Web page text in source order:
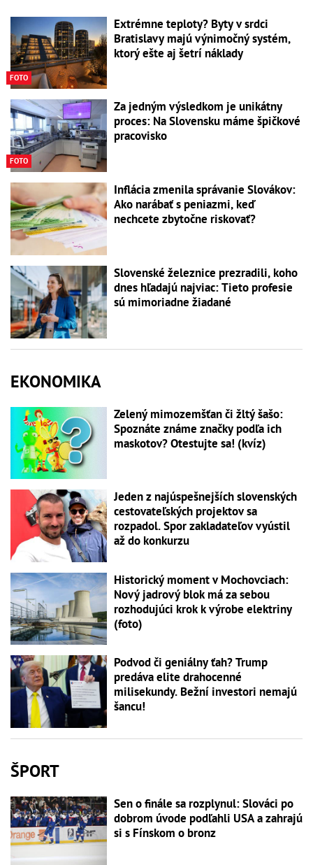
FOTO
Extrémne teploty? Byty v srdci
Bratislavy majú výnimočný systém,
ktorý ešte aj šetrí náklady
FOTO
Za jedným výsledkom je unikátny
proces: Na Slovensku máme špičkové
pracovisko
Inflácia zmenila správanie Slovákov:
Ako narábať s peniazmi, keď
nechcete zbytočne riskovať?
Slovenské železnice prezradili, koho
dnes hľadajú najviac: Tieto profesie
sú mimoriadne žiadané
EKONOMIKA
Zelený mimozemšťan či žltý šašo:
Spoznáte známe značky podľa ich
maskotov? Otestujte sa! (kvíz)
Jeden z najúspešnejších slovenských
cestovateľských projektov sa
rozpadol. Spor zakladateľov vyústil
až do konkurzu
Historický moment v Mochovciach:
Nový jadrový blok má za sebou
rozhodujúci krok k výrobe elektriny
(foto)
Podvod či geniálny ťah? Trump
predáva elite drahocenné
milisekundy. Bežní investori nemajú
šancu!
ŠPORT
Sen o finále sa rozplynul: Slováci po
dobrom úvode podľahli USA a zahrajú
si s Fínskom o bronz